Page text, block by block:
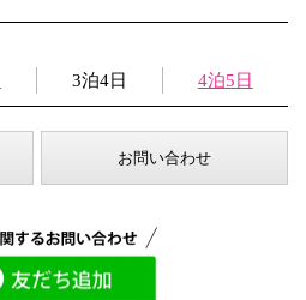
3泊4日 4泊5日
お問い合わせ